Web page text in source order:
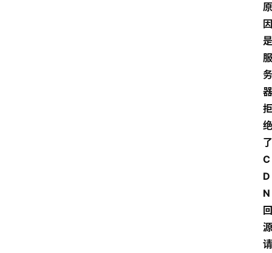
原
因
是
服
务
器
拒
绝
了
C
D
N
回
源
请